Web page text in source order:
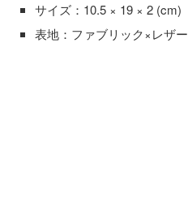
サイズ：10.5 × 19 × 2 (cm)
表地：ファブリック×レザー